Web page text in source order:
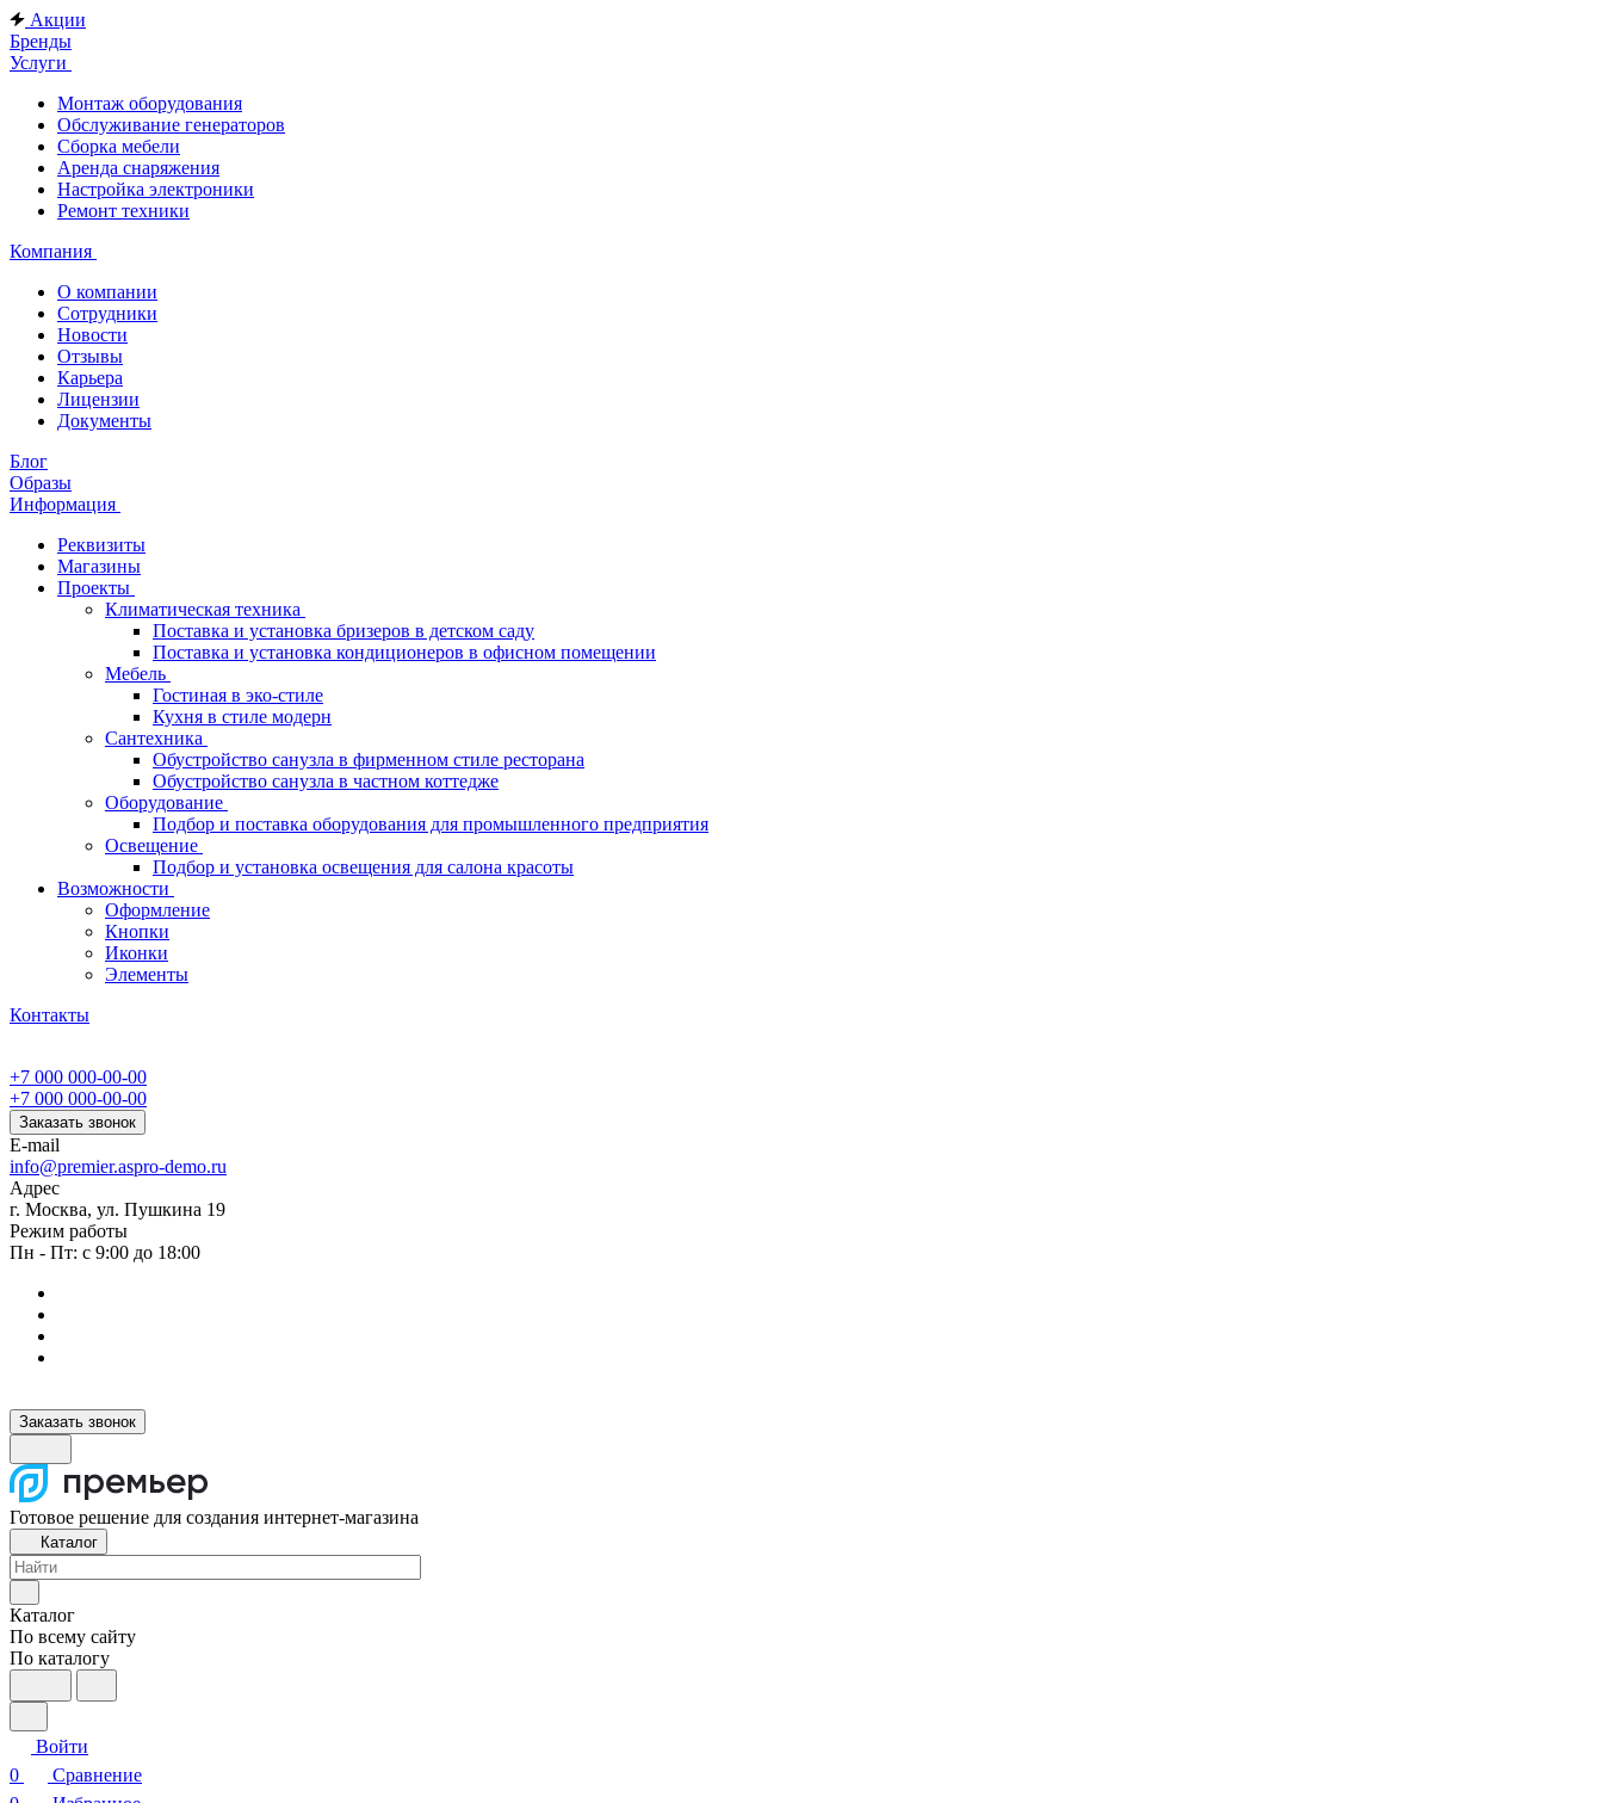
Акции
Бренды
Услуги
Монтаж оборудования
Обслуживание генераторов
Сборка мебели
Аренда снаряжения
Настройка электроники
Ремонт техники
Компания
О компании
Сотрудники
Новости
Отзывы
Карьера
Лицензии
Документы
Блог
Образы
Информация
Реквизиты
Магазины
Проекты
Климатическая техника
Поставка и установка бризеров в детском саду
Поставка и установка кондиционеров в офисном помещении
Мебель
Гостиная в эко-стиле
Кухня в стиле модерн
Сантехника
Обустройство санузла в фирменном стиле ресторана
Обустройство санузла в частном коттедже
Оборудование
Подбор и поставка оборудования для промышленного предприятия
Освещение
Подбор и установка освещения для салона красоты
Возможности
Оформление
Кнопки
Иконки
Элементы
Контакты
+7 000 000-00-00
+7 000 000-00-00
Заказать звонок
E-mail
info@premier.aspro-demo.ru
Адрес
г. Москва, ул. Пушкина 19
Режим работы
Пн - Пт: с 9:00 до 18:00
Заказать звонок
Готовое решение для создания интернет-магазина
Каталог
Каталог
По всему сайту
По каталогу
Войти
0
Сравнение